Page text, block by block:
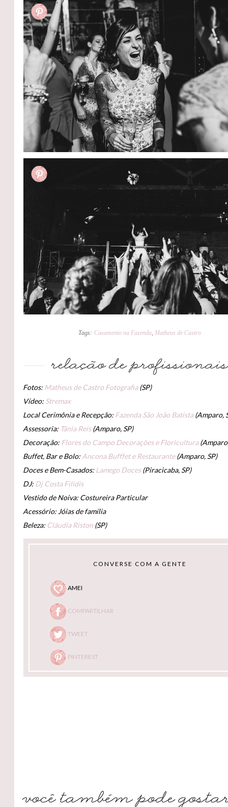
Tags: Casamento na Fazenda Matheus de Castro
Fotos: Matheusde Castro Fotografia(SP)
Vídeo: Stremax
Local Cerimônia e Recepção: Fazenda São João Batista(Amparo,
Assessoria: Tânia Reis(Amparo, SP)
Decoração: Flores do Campo Decorações e Floricultura
Buffet, Bar e Bolo: Ancona Bufffet e Restaurante(Amparo, SP)
Doces e Bem-Casados: Lamego Doces(Piracicaba, SP)
DJ: Dj Costa Filidis
Vestido de Noiva: Costureira Particular
Acessório: Jóias de família
Beleza: Cláudia Riston (SP)
CONVERSE COM A GENTE
AMEI
COMPARTILHAR
TWEET
PINTEREST